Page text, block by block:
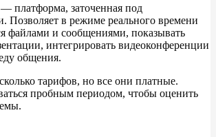
— платформа, заточенная под
Позволяет в режиме реального времени
файлами и сообщениями, показывать
интегрировать видеоконференции
общения.
тарифов, но все они платные.
пробным периодом, чтобы оценить